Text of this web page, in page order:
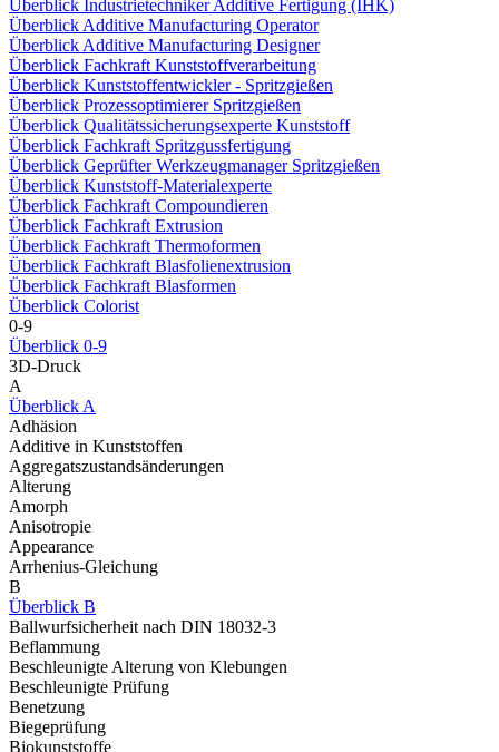
Überblick Industrietechniker Additive Fertigung (IHK)
Überblick Additive Manufacturing Operator
Überblick Additive Manufacturing Designer
Überblick Fachkraft Kunststoffverarbeitung
Überblick Kunststoffentwickler - Spritzgießen
Überblick Prozessoptimierer Spritzgießen
Überblick Qualitätssicherungsexperte Kunststoff
Überblick Fachkraft Spritzgussfertigung
Überblick Geprüfter Werkzeugmanager Spritzgießen
Überblick Kunststoff-Materialexperte
Überblick Fachkraft Compoundieren
Überblick Fachkraft Extrusion
Überblick Fachkraft Thermoformen
Überblick Fachkraft Blasfolienextrusion
Überblick Fachkraft Blasformen
Überblick Colorist
0-9
Überblick 0-9
3D-Druck
A
Überblick A
Adhäsion
Additive in Kunststoffen
Aggregatszustandsänderungen
Alterung
Amorph
Anisotropie
Appearance
Arrhenius-Gleichung
B
Überblick B
Ballwurfsicherheit nach DIN 18032-3
Beflammung
Beschleunigte Alterung von Klebungen
Beschleunigte Prüfung
Benetzung
Biegeprüfung
Biokunststoffe